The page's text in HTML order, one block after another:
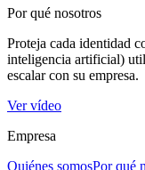
Por qué nosotros
Proteja cada identidad
inteligencia artificial)
escalar con su empresa.
Ver vídeo
Empresa
Quiénes somosPor qué